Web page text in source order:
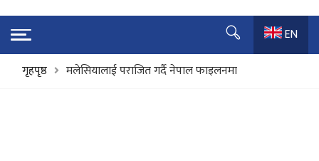
EN
गृहपृष्ठ
मलेसियालाई पराजित गर्दै नेपाल फाइलनमा